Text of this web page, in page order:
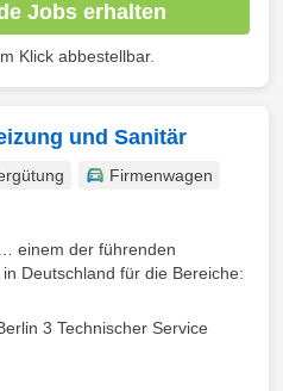
Jobs erhalten
Klick abbestellbar.
und Sanitär
Firmenwagen
einem der führenden
Deutschland für die Bereiche:
3 Technischer Service